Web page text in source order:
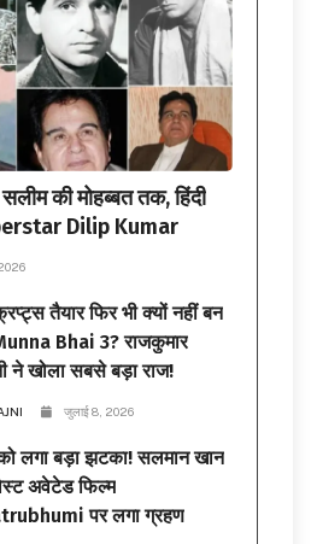
की मोहब्बत तक, हिंदी
Dilip Kumar
तैयार फिर भी क्यों नहीं बन
Bhai 3? राजकुमार
ने खोला सबसे बड़ा राज!
जुलाई 8, 2026
लगा बड़ा झटका! सलमान खान
अवेटेड फिल्म
पर लगा ग्रहण